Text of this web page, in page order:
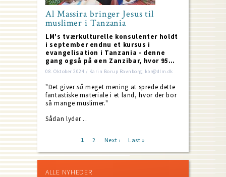
Al Massira bringer Jesus til
muslimer i Tanzania
LM's tværkulturelle konsulenter holdt
i september endnu et kursus i
evangelisation i Tanzania - denne
gang også på øen Zanzibar, hvor 95…
08. Oktober 2024 / Karin Borup Ravnborg; kbr@dlm.dk
"Det giverså meget mening at sprede dette
fantastiske materiale i et land, hvor der bor
så mange muslimer."
Sådan lyder…
Current
1 Page
2
Next
Next ›
Last
Last »
ALLE NYHEDER